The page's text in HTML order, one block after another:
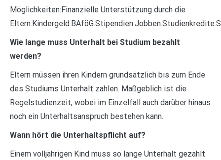
Möglichkeiten:Finanzielle Unterstützung durch die
Wie lange muss Unterhalt bei Studium bezahlt
werden?
Eltern müssen ihren Kindern grundsätzlich bis zum Ende
des Studiums Unterhalt zahlen. Maßgeblich ist die
Regelstudienzeit, wobei im Einzelfall auch darüber hinaus
noch ein Unterhaltsanspruch bestehen kann.
Wann hört die Unterhaltspflicht auf?
Einem volljährigen Kind muss so lange Unterhalt gezahlt